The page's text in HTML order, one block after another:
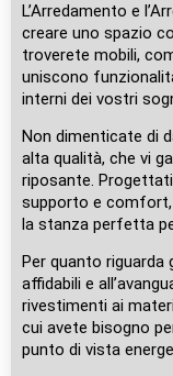
L’Arredamento e
creare uno spazio
troverete mobili,
uniscono
interni dei vostri
Non dimenticate di
alta qualità, che vi
riposante.
supporto e comfort,
la stanza perfetta
Per quanto riguarda
affidabili e
rivestimenti ai
cui avete bisogno
punto di vista